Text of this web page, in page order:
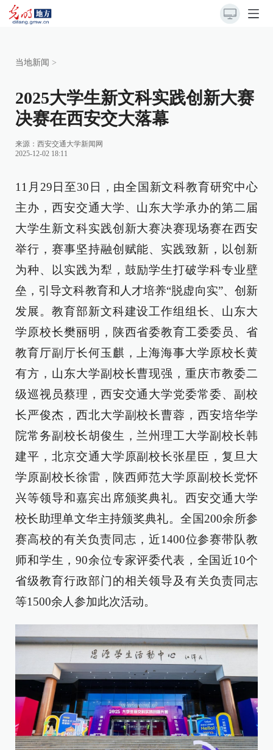
当地新闻 >
2025大学生新文科实践创新大赛
决赛在西安交大落幕
来源： 西安交通大学新闻网
2025-12-02 18:11
11月29日至30日，由全国新文科教育研究中心
主办，西安交通大学、山东大学承办的第二届
大学生新文科实践创新大赛决赛现场赛在西安
举行，赛事坚持融创赋能、实践致新，以创新
为种、以实践为犁，鼓励学生打破学科专业壁
垒，引导文科教育和人才培养“脱虚向实”、创新
发展。教育部新文科建设工作组组长、山东大
学原校长樊丽明，陕西省委教育工委委员、省
教育厅副厅长何玉麒，上海海事大学原校长黄
有方，山东大学副校长曹现强，重庆市教委二
级巡视员蔡理，西安交通大学党委常委、副校
长严俊杰，西北大学副校长曹蓉，西安培华学
院常务副校长胡俊生，兰州理工大学副校长韩
建平，北京交通大学原副校长张星臣，复旦大
学原副校长徐雷，陕西师范大学原副校长党怀
兴等领导和嘉宾出席颁奖典礼。西安交通大学
校长助理单文华主持颁奖典礼。全国200余所参
赛高校的有关负责同志，近1400位参赛带队教
师和学生，90余位专家评委代表，全国近10个
省级教育行政部门的相关领导及有关负责同志
等1500余人参加此次活动。